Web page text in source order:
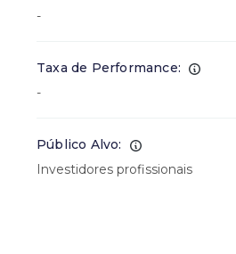
-
Taxa de Performance:
-
Público Alvo:
Investidores profissionais